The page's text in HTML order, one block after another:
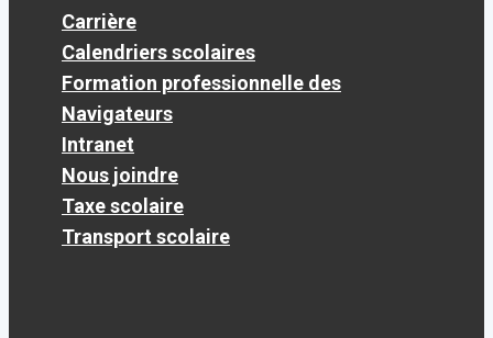
Carrière
Calendriers scolaires
Formation professionnelle des
Navigateurs
Intranet
Nous joindre
Taxe scolaire
Transport scolaire